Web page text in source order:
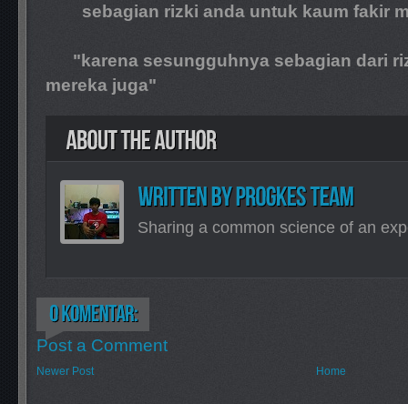
sebagian rizki anda untuk kaum fakir
"karena sesungguhnya sebagian dari
mereka juga"
Sharing a common science of an
Post a Comment
Newer Post Home